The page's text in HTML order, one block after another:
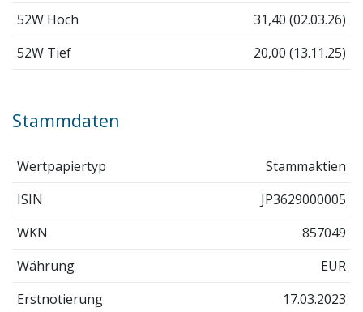
52W Hoch
31,40 (02.03.26)
52W Tief
20,00 (13.11.25)
Stammdaten
Wertpapiertyp
Stammaktien
ISIN
JP3629000005
WKN
857049
Währung
EUR
Erstnotierung
17.03.2023